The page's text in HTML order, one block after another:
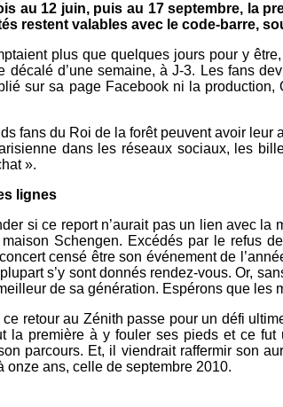
au 12 juin, puis au 17 septembre, la
restent valables avec le code-barre,
plus que quelques jours pour y
décalé d’une semaine, à J-3. Les fans
sur sa page Facebook ni la
fans du Roi de la forêt peuvent avoir
dans les réseaux sociaux, les
».
lignes
si ce report n’aurait pas un lien avec
Schengen. Excédés par le refus
censé être son événement de
s’y sont donnés rendez-vous. Or,
de sa génération. Espérons que les
retour au Zénith passe pour un défi
la première à y fouler ses pieds et ce
parcours. Et, il viendrait raffermir son
ans, celle de septembre 2010.